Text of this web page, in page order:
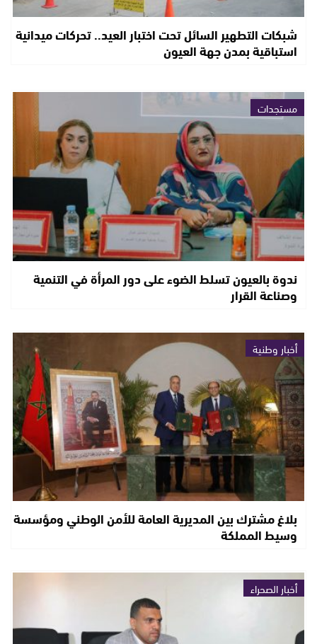
شبكات التطهير السائل تحت اختبار العيد.. تحركات ميدانية
استباقية بمدن جهة العيون
مستجدات
ندوة بالعيون تسلط الضوء على دور المرأة في التنمية
وصناعة القرار
أخبار وطنية
بلاغ مشترك بين المديرية العامة للأمن الوطني ومؤسسة
وسيط المملكة
أخبار الصحراء